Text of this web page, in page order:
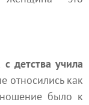
детства учила
относились как
было к